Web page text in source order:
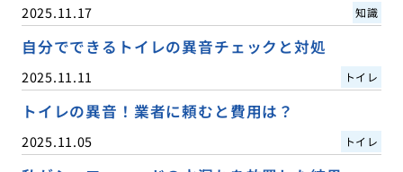
2025.11.17 知識
自分でできるトイレの異音チェックと対処
2025.11.11 トイレ
トイレの異音！業者に頼むと費用は？
2025.11.05 トイレ